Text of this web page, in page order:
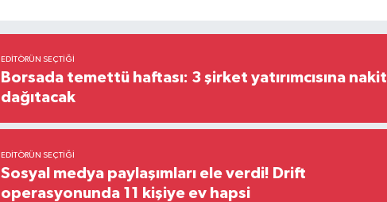
EDITÖRÜN SEÇTIĞI
Borsada temettü haftası: 3 şirket yatırımcısına nakit
dağıtacak
EDITÖRÜN SEÇTIĞI
Sosyal medya paylaşımları ele verdi! Drift
operasyonunda 11 kişiye ev hapsi